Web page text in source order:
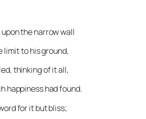
upon the narrow wall
limit to his ground,
thinking of it all,
happiness had found.
for it but bliss;